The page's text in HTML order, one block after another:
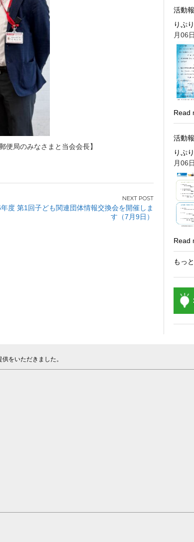
便局のみなさまと当会会長】
年度 第1回子ども関連団体情報交換会を開催しま
す（7月9日）
活動
りぷ
月06日
Read
活動
りぷ
月06日
Read
もっ
をいただきました。